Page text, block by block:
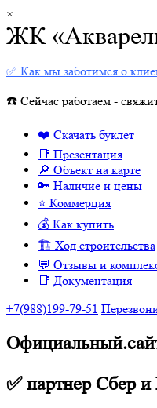
×
ЖК
✅ Как мы заботимся о
☎️ Сейчас работаем -
❤️ Скачать буклет
📑 Презентация
🔎 Объект на карте
🔑 Наличие и цены
⭐️ Коммерция
💰 Как купить
🏗 Ход строительства
💬 Отзывы и
📑 Документация
+7(988)199-79-51
✅ партнер Сбер